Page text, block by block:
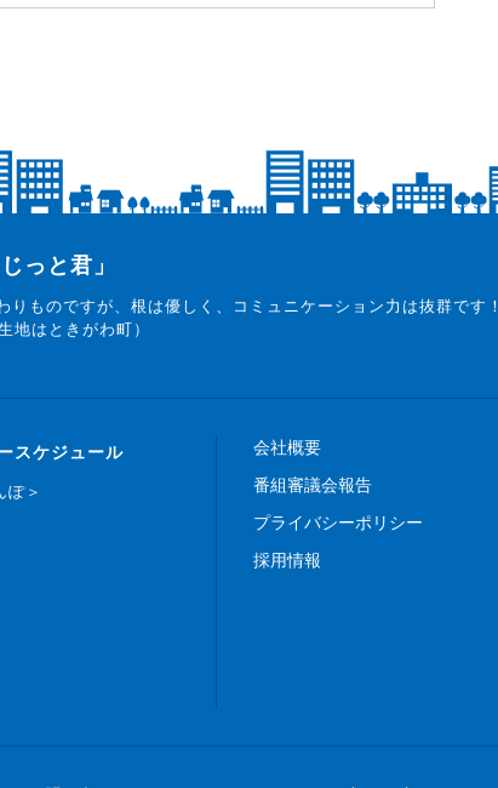
っと君」
ものですが、根は優しく、コミュニケーション力は抜群です！
地はときがわ町）
スケジュール
ぽ＞
会社概要
番組審議会報告
プライバシーポリシー
採用情報